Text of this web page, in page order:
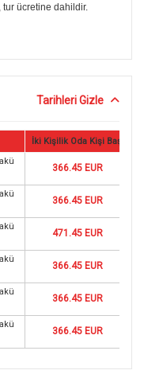
ücretine dahildir.
Tarihleri Gizle
İki Kişilik Oda Kişi Başı
366.45 EUR
366.45 EUR
471.45 EUR
366.45 EUR
366.45 EUR
366.45 EUR